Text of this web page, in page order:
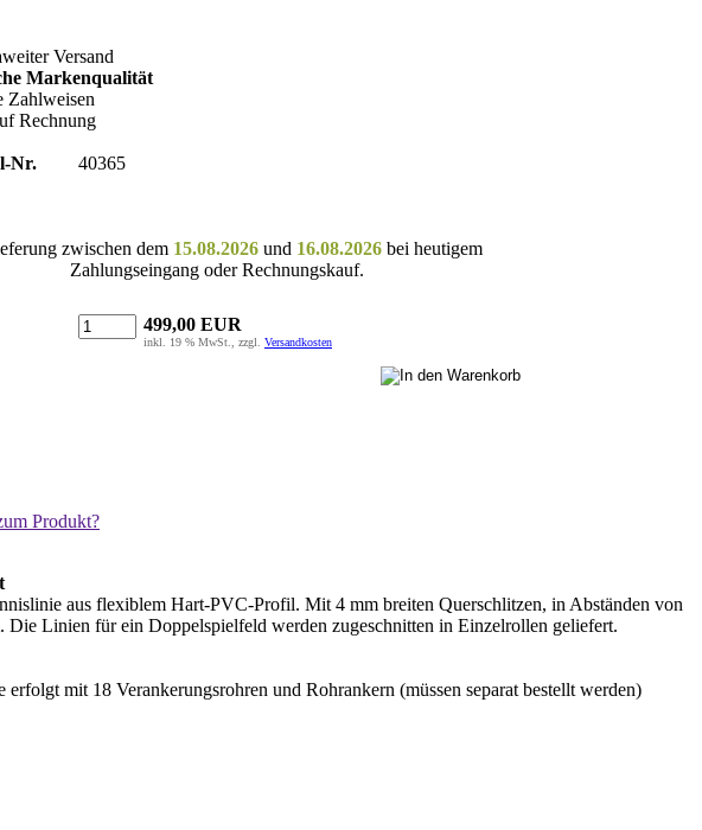
Versand
Markenqualität
Zahlweisen
Rechnung
Nr. 40365
zwischen dem 15.08.2026 und 16.08.2026 bei heutigem
Zahlungseingang oder Rechnungskauf.
499,00 EUR
inkl. 19 % MwSt., zzgl. Versandkosten
Produkt?
aus flexiblem Hart-PVC-Profil. Mit 4 mm breiten Querschlitzen, in Abständen von
Die Linien für ein Doppelspielfeld werden zugeschnitten in Einzelrollen geliefert.
mit 18 Verankerungsrohren und Rohrankern (müssen separat bestellt werden)